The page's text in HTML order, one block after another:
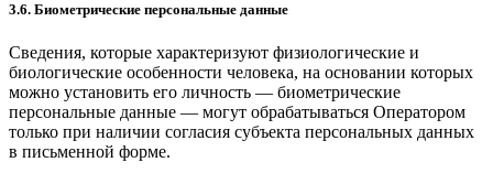
3.6. Биометрические персональные данные
Сведения, которые характеризуют физиологические и
биологические особенности человека, на основании которых
можно установить его личность — биометрические
персональные данные — могут обрабатываться Оператором
только при наличии согласия субъекта персональных данных
в письменной форме.